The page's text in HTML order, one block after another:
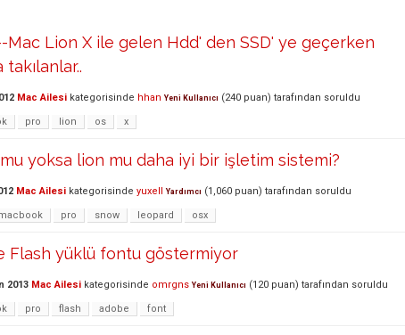
Mac Lion X ile gelen Hdd' den SSD' ye geçerken
takılanlar..
Mac Ailesi kategorisinde hhan Yeni Kullanıcı (240 puan) tarafından soruldu
pro lion os x
yoksa lion mu daha iyi bir işletim sistemi?
Mac Ailesi kategorisinde yuxell Yardımcı (1,060 puan) tarafından soruldu
pro snow leopard osx
Flash yüklü fontu göstermiyor
2013 Mac Ailesi kategorisinde omrgns Yeni Kullanıcı (120 puan) tarafından soruldu
pro flash adobe font